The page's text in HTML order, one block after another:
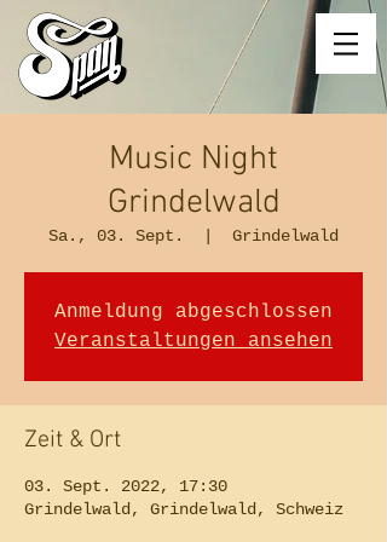
Music Night
Grindelwald
Sa., 03. Sept. Grindelwald
Anmeldung abgeschlossen
Veranstaltungen ansehen
Zeit & Ort
03. Sept. 2022, 17:30
Grindelwald, Grindelwald, Schweiz